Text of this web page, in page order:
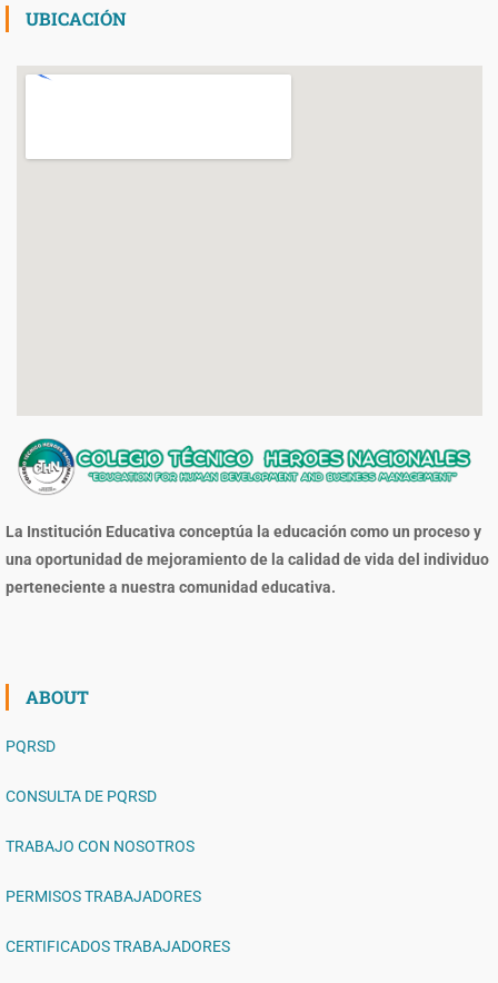
UBICACIÓN
La Institución Educativa conceptúa la educación como un proceso y
una oportunidad de mejoramiento de la calidad de vida del individuo
perteneciente a nuestra comunidad educativa.
ABOUT
PQRSD
CONSULTA DE PQRSD
TRABAJO CON NOSOTROS
PERMISOS TRABAJADORES
CERTIFICADOS TRABAJADORES